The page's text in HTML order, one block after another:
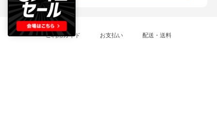
ご利用ガイド お支払い 配送・送料